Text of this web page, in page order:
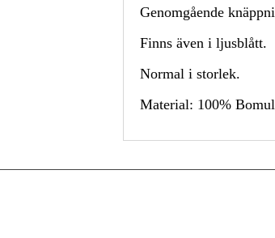
Genomgående
Finns även i ljusblått.
Normal i storlek.
Material: 100%